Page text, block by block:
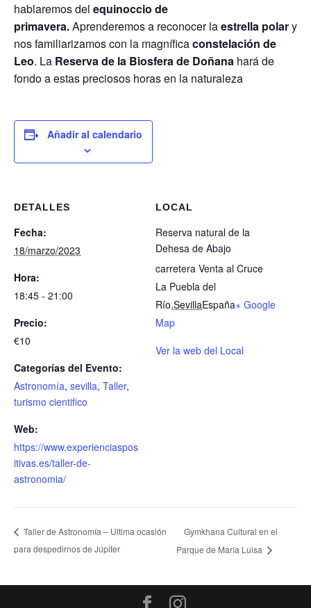
hablaremos del equinoccio de
primavera.Aprenderemos a reconocer laestrella polary
nos familiarizamos con la magníficaconstelación de
Leo. La Reserva de la Biosfera de Doñana hará de
fondo a estas preciosos horas en la naturaleza
Añadir al calendario
DETALLES
Fecha:
18/marzo/2023
Hora:
18:45 - 21:00
Precio:
€10
Categorías del Evento:
Astronomía, sevilla, Taller,
turismo cientifico
Web:
https://www.experienciaspos
itivas.es/taller-de-
astronomia/
LOCAL
Reserva natural de la
Dehesa de Abajo
carretera Venta al Cruce
La Puebla del
Río,SevillaEspaña+ Google
Map
Ver la web del Local
Taller de Astronomía – Ultima ocasión
para despedirnos de Júpiter
Gymkhana Cultural en el
Parque de María Luisa